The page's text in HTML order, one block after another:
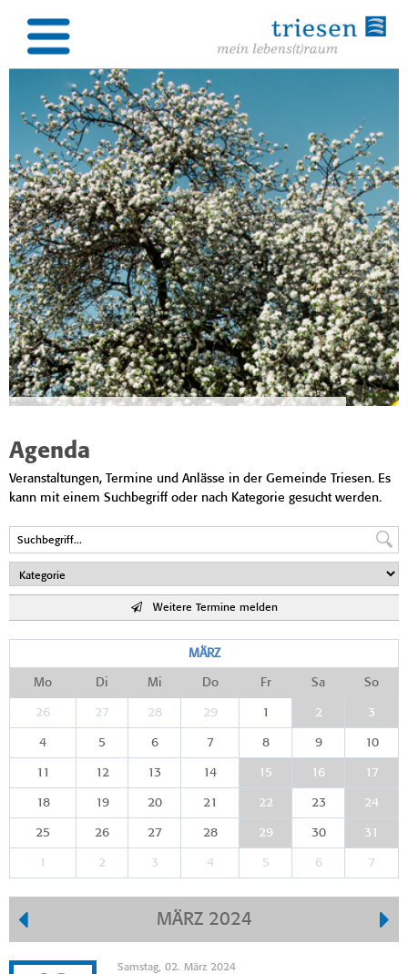
Agenda
Veranstaltungen, Termine und Anlässe in der Gemeinde Triesen. Es
kann mit einem Suchbegriff oder nach Kategorie gesucht werden.
Weitere Termine melden
MÄRZ
Mo Di Mi Do Fr Sa So
26 27 28 29 1 2 3
4 5 6 7 8 9 10
11 12 13 14 15 16 17
18 19 20 21 22 23 24
25 26 27 28 29 30 31
1 2 3 4 5 6 7
MÄRZ 2024
Samstag, 02. März 2024